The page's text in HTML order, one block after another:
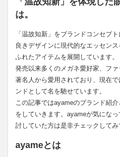
は。
「温故知新」をブランドコンセプ
良きデザインに現代的なエッセン
ふれたアイテムを展開しています。
発売以来多くのメガネ愛好家、フ
著名人から愛用されており、現在
ンドとして名を馳せています。
この記事ではayameのブランド紹
をしていきます。ayameが気にな
討していた方は是非チェックしてみ
ayameとは